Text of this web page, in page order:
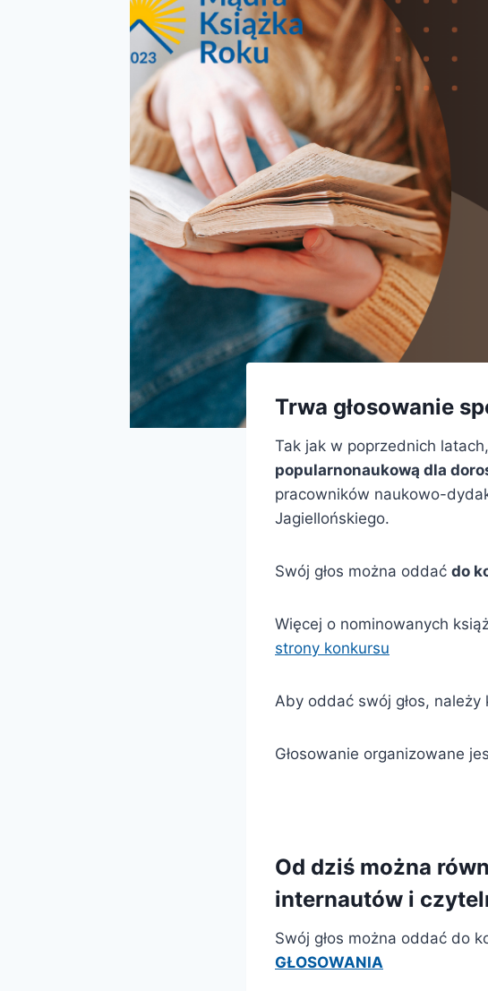
Trwa głosowanie
Tak jak w poprzednich
popularnonaukową dla
pracowników naukowo-
Jagiellońskiego.
Swój głos można oddać do
Więcej o nominowanych
strony konkursu
Aby oddać swój głos, należy
Głosowanie organizowane
Od dziś można
internautów i
Swój głos można oddać do
GŁOSOWANIA